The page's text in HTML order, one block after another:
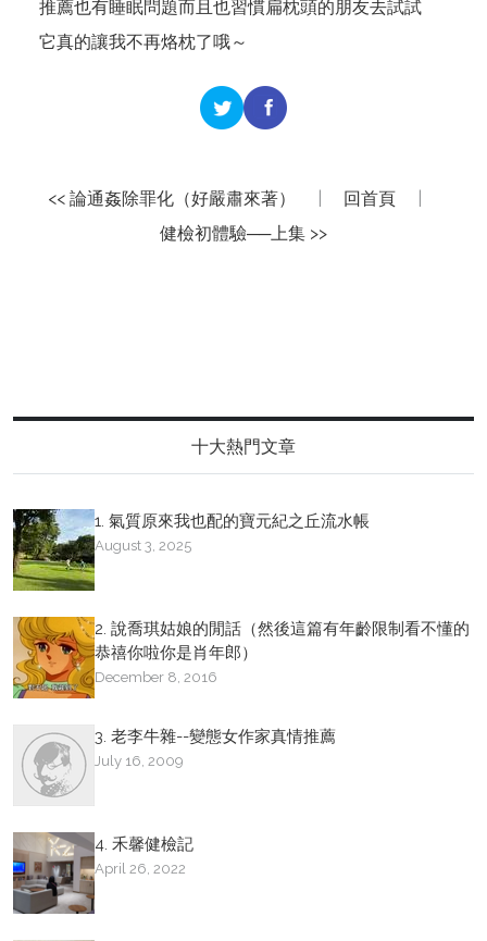
推薦也有睡眠問題而且也習慣扁枕頭的朋友去試試
它真的讓我不再烙枕了哦～
<< 論通姦除罪化（好嚴肅來著） 回首頁
健檢初體驗──上集 >>
十大熱門文章
1. 氣質原來我也配的寶元紀之丘流水帳
August 3, 2025
2. 說喬琪姑娘的閒話（然後這篇有年齡限制看不懂的
恭禧你啦你是肖年郎）
December 8, 2016
3. 老李牛雜--變態女作家真情推薦
July 16, 2009
4. 禾馨健檢記
April 26, 2022